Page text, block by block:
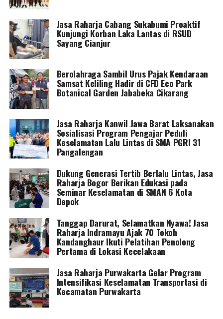
Jasa Raharja Cabang Sukabumi Proaktif
Kunjungi Korban Laka Lantas di RSUD
Sayang Cianjur
Berolahraga Sambil Urus Pajak Kendaraan
Samsat Keliling Hadir di CFD Eco Park
Botanical Garden Jababeka Cikarang
Jasa Raharja Kanwil Jawa Barat Laksanakan
Sosialisasi Program Pengajar Peduli
Keselamatan Lalu Lintas di SMA PGRI 31
Pangalengan
Dukung Generasi Tertib Berlalu Lintas, Jasa
Raharja Bogor Berikan Edukasi pada
Seminar Keselamatan di SMAN 6 Kota
Depok
Tanggap Darurat, Selamatkan Nyawa! Jasa
Raharja Indramayu Ajak 70 Tokoh
Kandanghaur Ikuti Pelatihan Penolong
Pertama di Lokasi Kecelakaan
Jasa Raharja Purwakarta Gelar Program
Intensifikasi Keselamatan Transportasi di
Kecamatan Purwakarta